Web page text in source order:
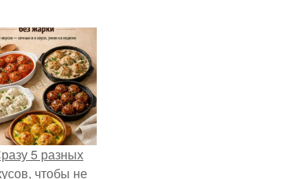
5 разных
чтобы не